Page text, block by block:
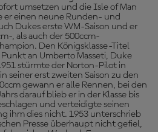
umsetzen und die Isle of Man
er einen neune Runden- und
Dukes erste WM-Saison und er
, als auch der 500ccm-
Den Königsklasse-Titel
an Umberto Masseti, Duke
stürmte der Norton-Pilot in
seiner erst zweiten Saison zu den
gewann er alle Rennen, bei den
darauf blieb er in der Klasse bis
und verteidigte seinen
ihm dies nicht. 1953 unterschrieb
Presse überhaupt nicht gefiel,